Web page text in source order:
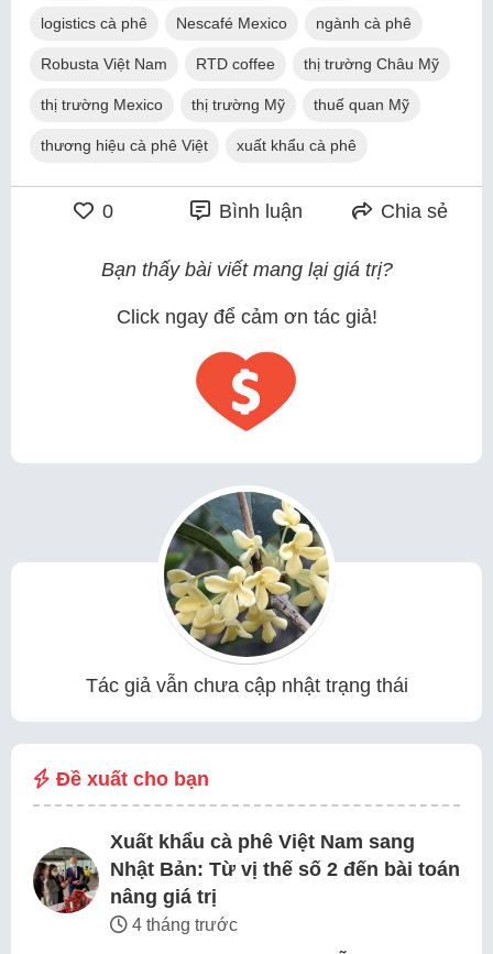
logistics cà phê Nescafé Mexico ngành cà phê
Robusta Việt Nam RTD coffee thị trường Châu Mỹ
thị trường Mexico thị trường Mỹ thuế quan Mỹ
thương hiệu cà phê Việt xuất khẩu cà phê
0 Bình luận Chia sẻ
Bạn thấy bài viết mang lại giá trị?
Click ngay để cảm ơn tác giả!
Tác giả vẫn chưa cập nhật trạng thái
Đề xuất cho bạn
Xuất khẩu cà phê Việt Nam sang
Nhật Bản: Từ vị thế số 2 đến bài toán
nâng giá trị
4 tháng trước